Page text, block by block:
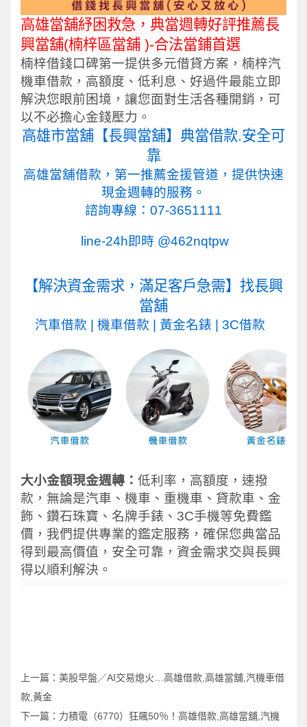
高雄當舖紓困救急，典當週轉好評推薦長
興當舖(楠梓區當舖 )-合法當鋪首選
楠梓借錢口碑第一提供多元借貸方案，楠梓汽
機車借款，高額度、低利息、好過件最能立即
解決您眼前困境，讓您面對生活各種開銷，可
以不必擔心金錢壓力。
高雄市當舖【長興當舖】典當借款.安全可
靠
高雄當舖借款，第一推薦金援管道， 提供快速
現金週轉的服務。
諮詢專線： 07-3651111
line-24h即時 @462nqtpw
【解決資金需求，滿足客戶急需】找長興
當舖
汽車借款 機車借款 黃金名錶 3C借款
大小金額現金週轉： 低利率，高額度，速撥
款，無論是汽車、機車、重機車、貸款車、金
飾、鑽石珠寶、名牌手錶、3C手機等免費鑑
價，我們提供專業的鑑定服務，確保您典當品
得到最高價值，安全可靠，資金需求交與長興
得以順利解決。
上一篇： 美股早盤／AI交易熄火…高雄借款,高雄當舖,汽機車借
款,黃金
下一篇： 力積電（6770）狂飆50％！高雄借款,高雄當舖,汽機